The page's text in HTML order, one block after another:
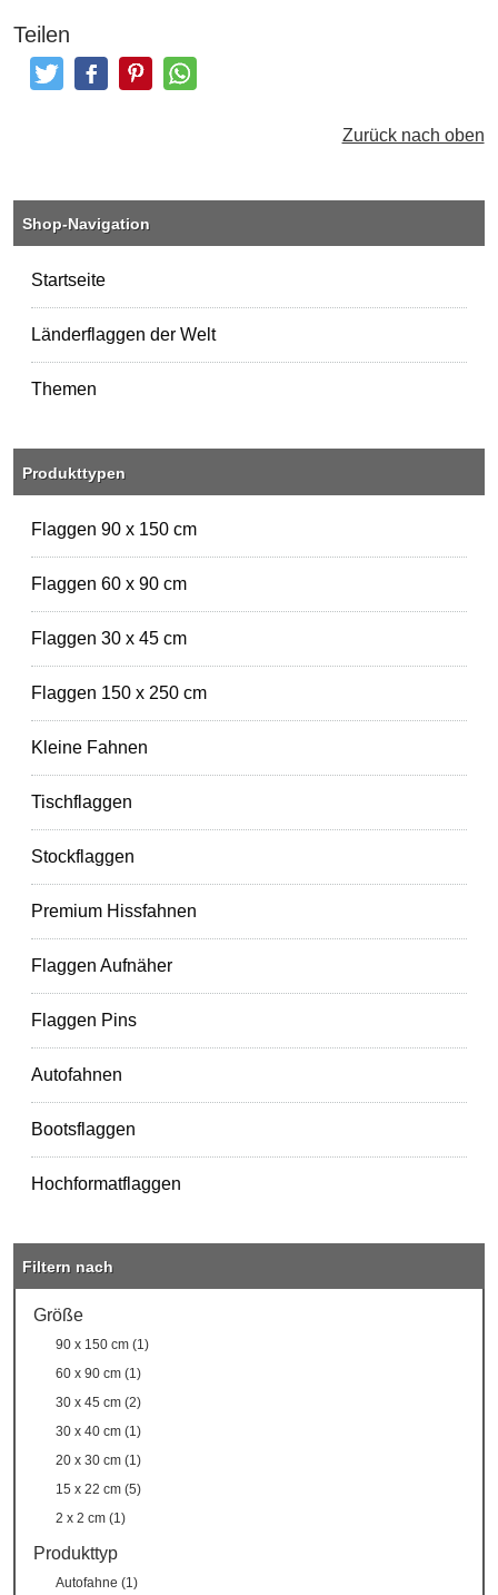
Teilen
TweetenPosten PinterestTeilen
Zurück nach oben
Shop-Navigation
Startseite
Länderflaggen der Welt
Themen
Produkttypen
Flaggen 90 x 150 cm
Flaggen 60 x 90 cm
Flaggen 30 x 45 cm
Flaggen 150 x 250 cm
Kleine Fahnen
Tischflaggen
Stockflaggen
Premium Hissfahnen
Flaggen Aufnäher
Flaggen Pins
Autofahnen
Bootsflaggen
Hochformatflaggen
Filtern nach
Größe
90 x 150 cm (1)
60 x 90 cm (1)
30 x 45 cm (2)
30 x 40 cm (1)
20 x 30 cm (1)
15 x 22 cm (5)
2 x 2 cm (1)
Produkttyp
Autofahne (1)